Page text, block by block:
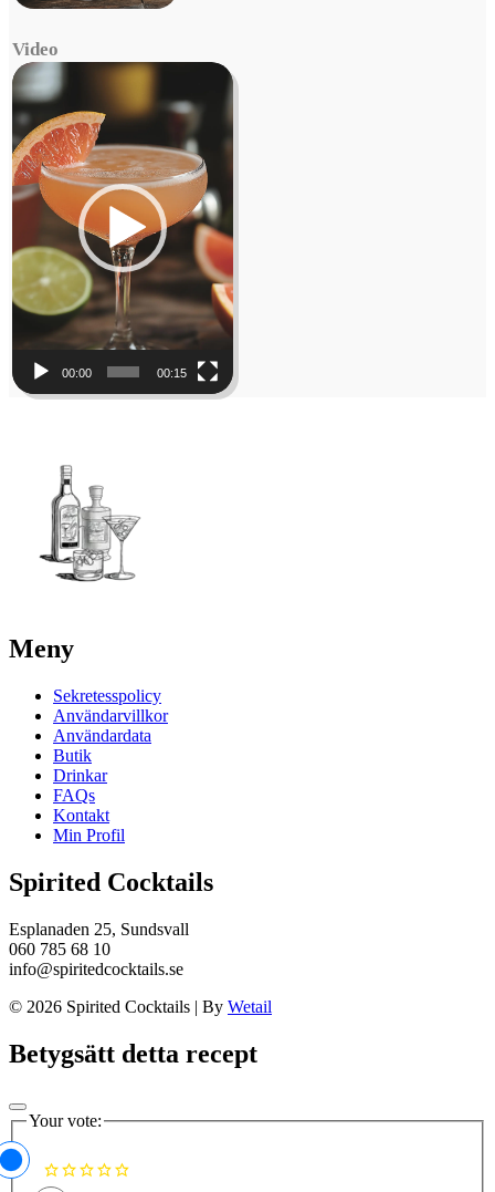
Video
Video
Player
00:00 00:15
Meny
Sekretesspolicy
Användarvillkor
Användardata
Butik
Drinkar
FAQs
Kontakt
Min Profil
Spirited Cocktails
Esplanaden 25, Sundsvall
060 785 68 10
info@spiritedcocktails.se
© 2026 Spirited Cocktails | By Wetail
Betygsätt detta recept
Your vote: